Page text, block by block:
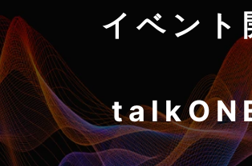
イベント